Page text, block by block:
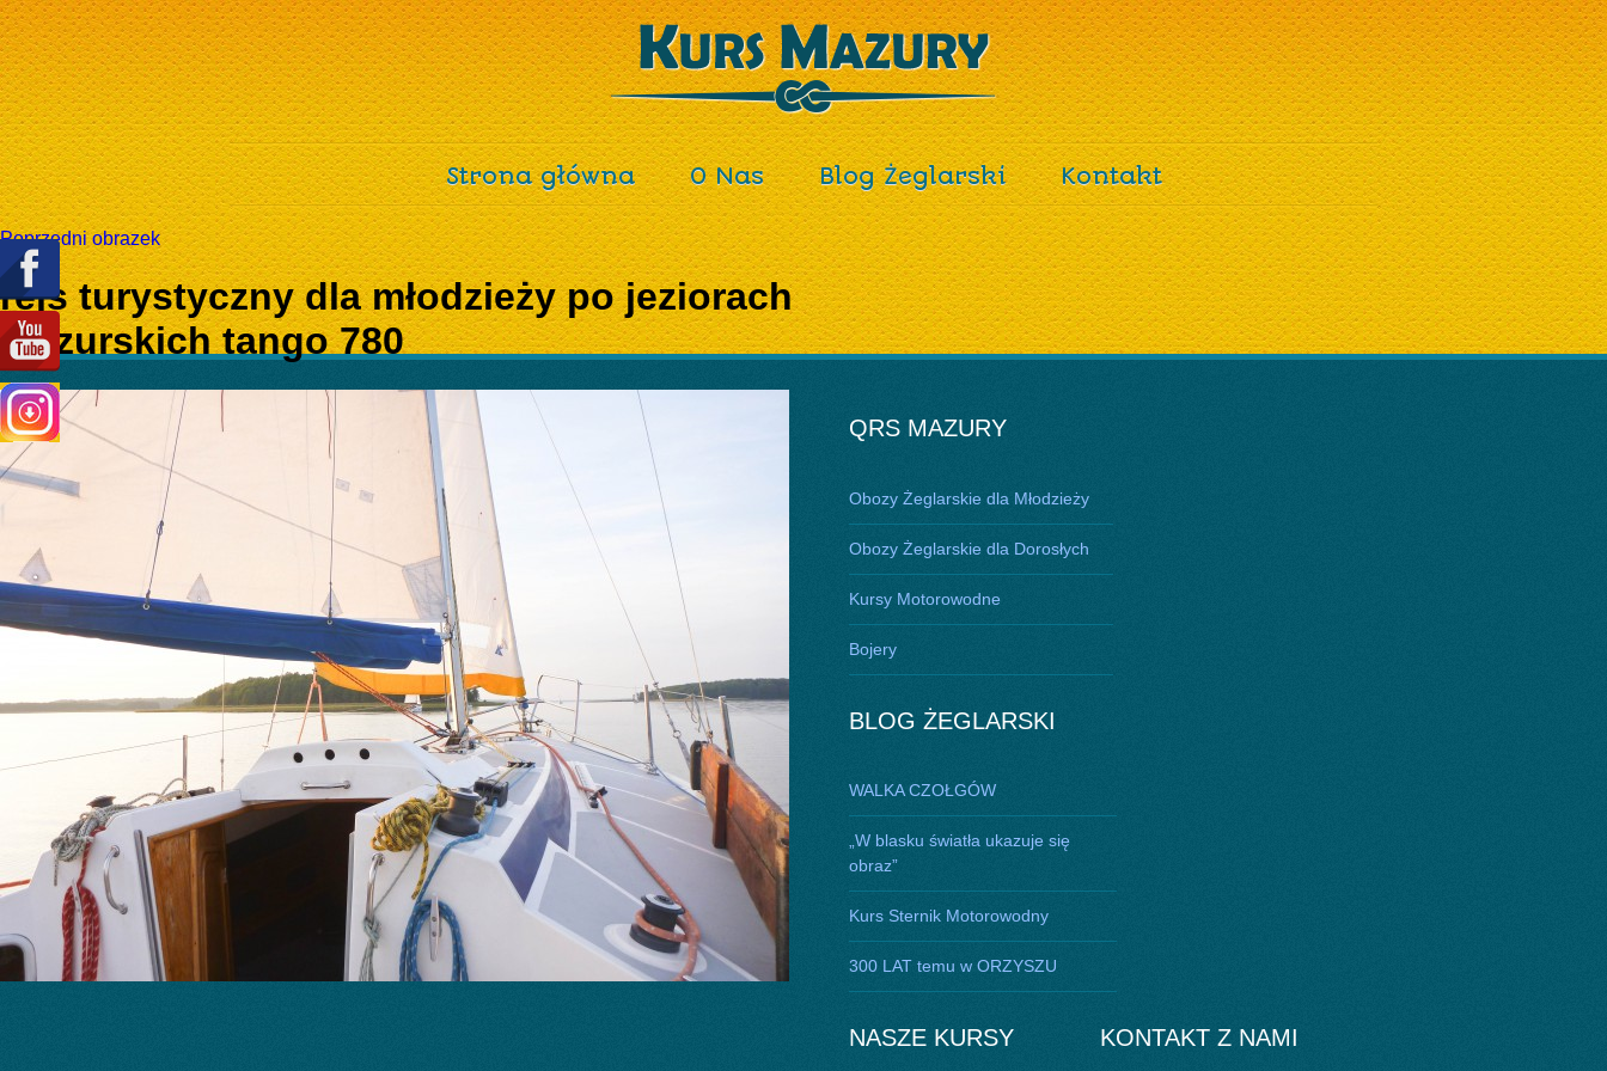
Strona główna O Nas Blog Żeglarski Kontakt
Poprzedni obrazek
rejs turystyczny dla młodzieży po jeziorach
mazurskich tango 780
QRS MAZURY
Obozy Żeglarskie dla Młodzieży
Obozy Żeglarskie dla Dorosłych
Kursy Motorowodne
Bojery
BLOG ŻEGLARSKI
WALKA CZOŁGÓW
„W blasku światła ukazuje się
obraz”
Kurs Sternik Motorowodny
300 LAT temu w ORZYSZU
NASZE KURSY KONTAKT Z NAMI